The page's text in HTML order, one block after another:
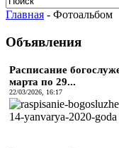
Главная - Фотоальбом
Объявления
Расписание
марта по 29...
22/03/2026, 16:17